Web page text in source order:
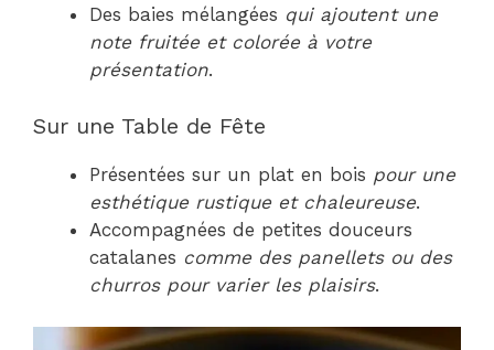
Des baies mélangées qui ajoutent une
note fruitée et colorée à votre
présentation.
Sur une Table de Fête
Présentées sur un plat en bois pour une
esthétique rustique et chaleureuse.
Accompagnées de petites douceurs
catalanes comme des panellets ou des
churros pour varier les plaisirs.